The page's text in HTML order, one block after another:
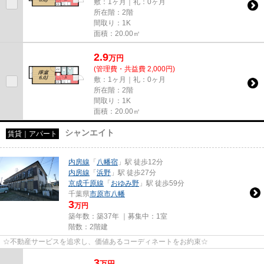
所在階：2階
間取り：1K
面積：20.00㎡
2.9万円
(管理費・共益費 2,000円)
敷：1ヶ月｜礼：0ヶ月
所在階：2階
間取り：1K
面積：20.00㎡
賃貸｜アパート シャンエイト
内房線 「 八幡宿 」駅 徒歩12分
内房線 「浜野 」駅 徒歩27分
京成千原線 「おゆみ野 」駅 徒歩59分
千葉県市原市八幡
3万円
築年数：築37年 ｜募集中： 1室
階数：2階建
☆不動産サービスを追求し、価値あるコーディネートをお約束☆